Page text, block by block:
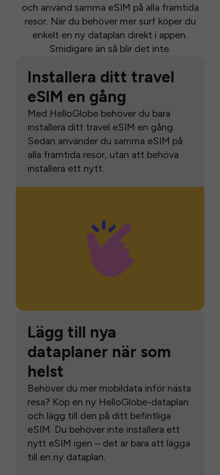
och använd samma eSIM på alla framtida
resor. När du behöver mer surf köper du
enkelt en ny dataplan direkt i appen.
Smidigare än så blir det inte.
Installera ditt travel
eSIM en gång
Med HelloGlobe behöver du bara
installera ditt travel eSIM en gång.
Sedan använder du samma eSIM på
alla framtida resor, utan att behöva
installera ett nytt.
Lägg till nya
dataplaner när som
helst
Behöver du mer mobildata inför nästa
resa? Köp en ny HelloGlobe-dataplan
och lägg till den på ditt befintliga
eSIM. Du behöver inte installera ett
nytt eSIM igen – det är bara att lägga
till en ny dataplan.